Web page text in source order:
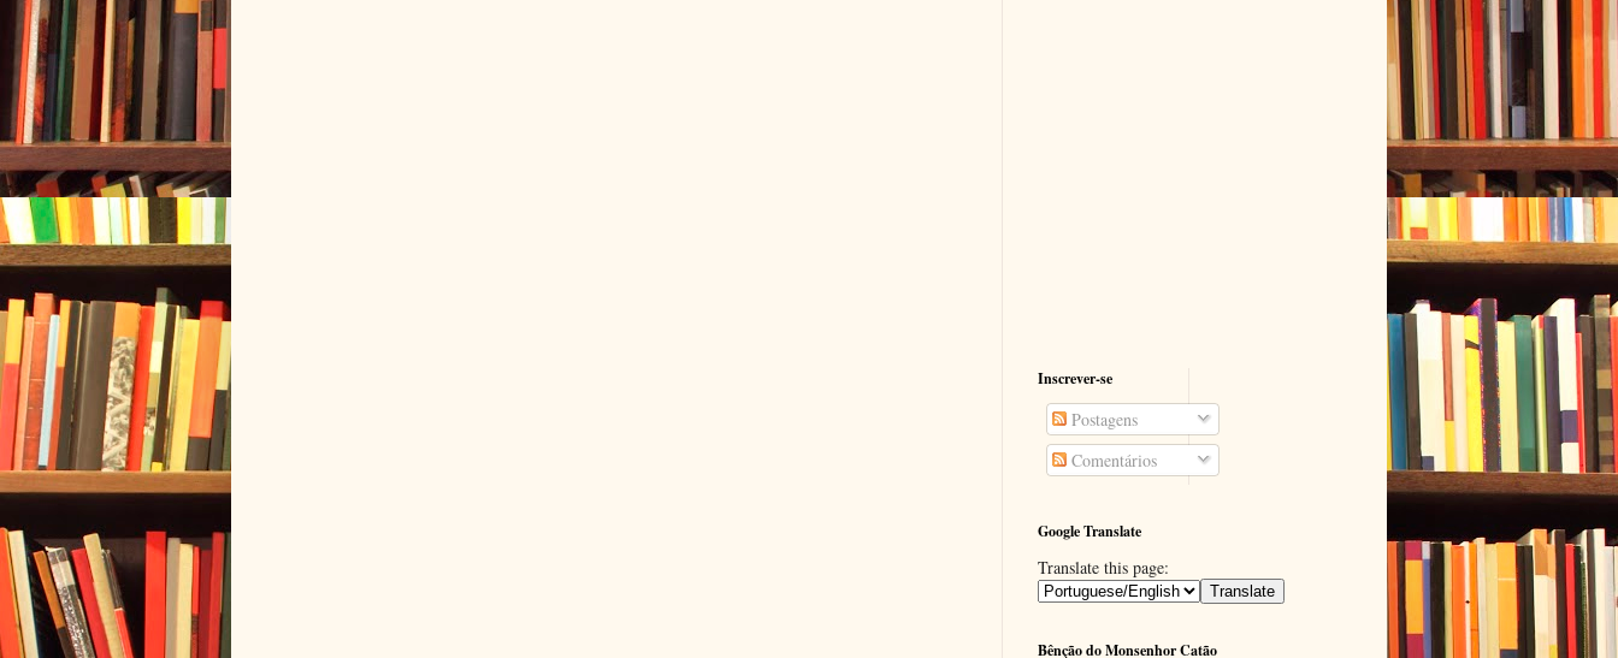
Inscrever-se
Postagens
Comentários
Google Translate
Translate this page:
Bênção do Monsenhor Catão